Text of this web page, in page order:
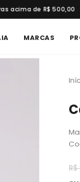
acima de R$ 500,00
MARCAS
R$